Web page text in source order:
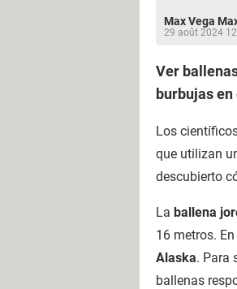
Max Vega
29 août 2024
Ver
burbujas en
Los
que utilizan
descubierto
La ballena
16 metros.
Alaska. Para
ballenas